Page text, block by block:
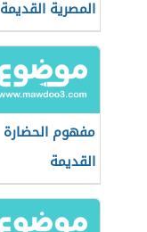
المصرية القديمة
مفهوم الحضارة
القديمة